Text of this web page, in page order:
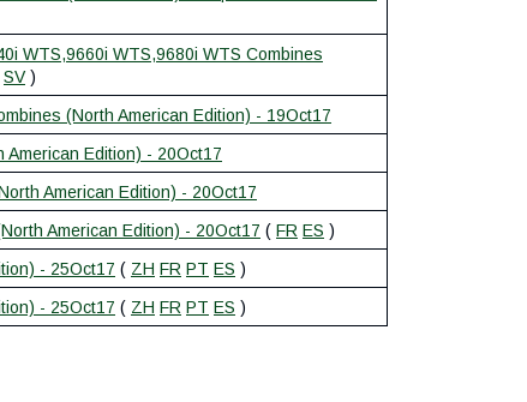
WTS,9660i WTS,9680i WTS Combines
SV)
(North American Edition) - 19Oct17
Edition) - 20Oct17
American Edition) - 20Oct17
American Edition) - 20Oct17 ( FR ES )
- 25Oct17 ( ZH FR PT ES )
- 25Oct17 ( ZH FR PT ES )